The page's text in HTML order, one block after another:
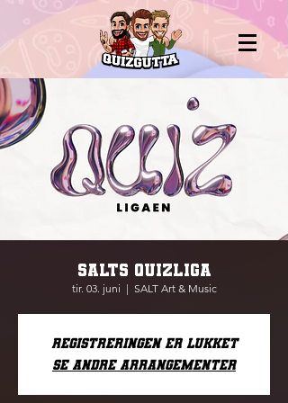
SALTS QUIZLIGA
tir. 03. juni
  |
SALT Art & Music
Registreringen er lukket
Se andre arrangementer